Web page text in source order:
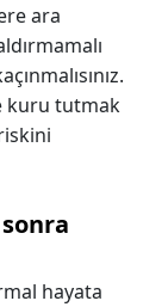
ara
kuru tutmak
hayata